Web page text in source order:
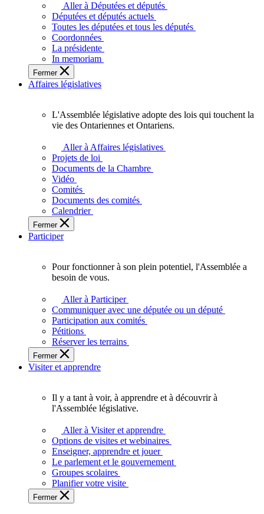
députés
vous
représentent
sein
de
l'Assemblée
législative
l'Ontario.
Aller à Députées et députés
Députées et députés actuels
Toutes les députées et tous les députés
Coordonnées
La présidente
In memoriam
Fermer
Affaires législatives
L'Assemblée
adopte
touchent
des
Ontariennes
et
L'Assemblée législative adopte des lois qui touchent la
vie des Ontariennes et Ontariens.
Aller à Affaires législatives
Projets de loi
Documents de la Chambre
Vidéo
Comités
Documents des comités
Calendrier
Fermer
Participer
plein
potentiel,
l'Assemblée
a
besoin
de
Pour fonctionner à son plein potentiel, l'Assemblée a
besoin de vous.
Aller à Participer
Communiquer avec une députée ou un député
Participation aux comités
Pétitions
Réserver les terrains
Fermer
Visiter et apprendre
voir,
apprendre
et
à
Il y a tant à voir, à apprendre et à découvrir à
l'Assemblée législative.
Aller à Visiter et apprendre
Options de visites et webinaires
Enseigner, apprendre et jouer
Le parlement et le gouvernement
Groupes scolaires
Planifier votre visite
Fermer